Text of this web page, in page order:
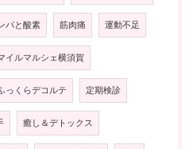
パと酸素 筋肉痛 運動不足
イルマルシェ横須賀
っくらデコルテ 定期検診
癒し＆デトックス